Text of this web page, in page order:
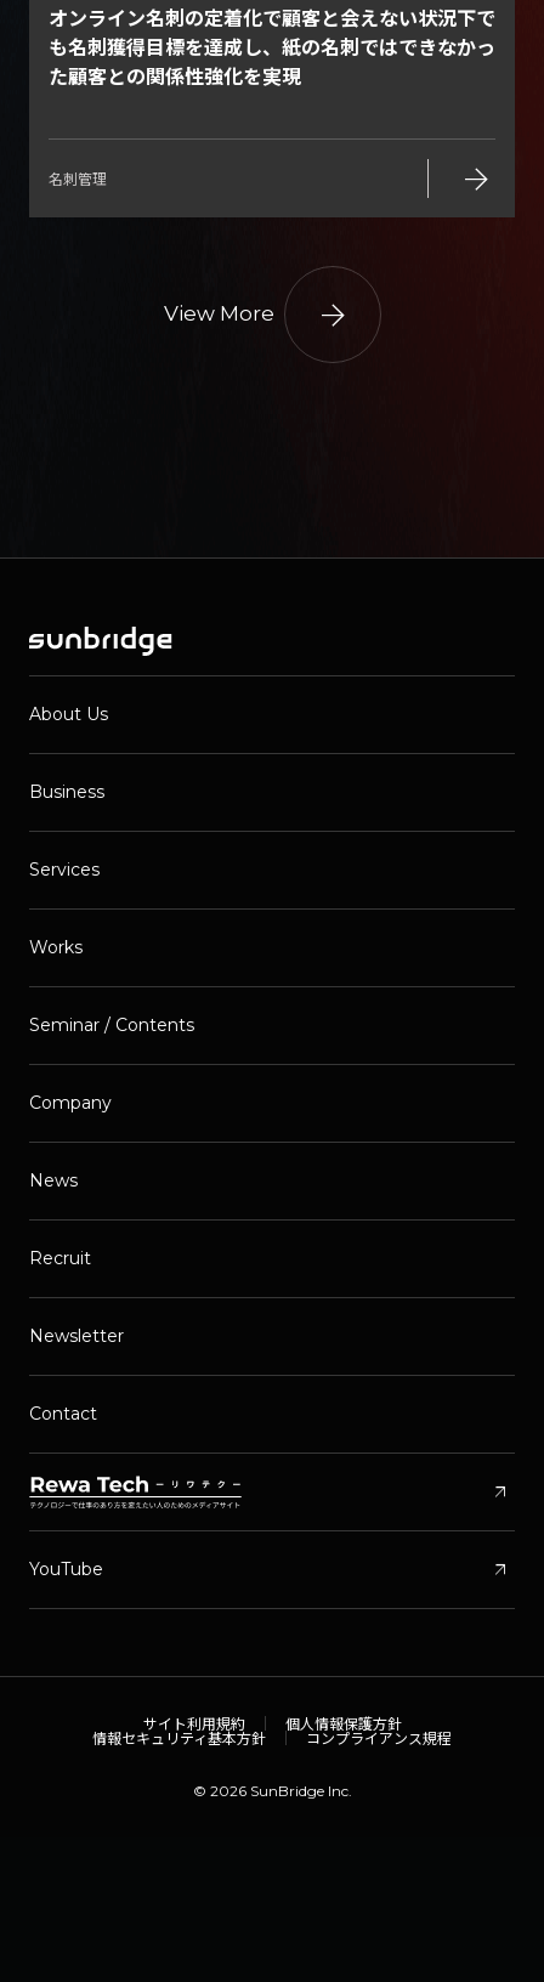
オンライン名刺の定着化で顧客と会えない状況下で
も名刺獲得目標を達成し、紙の名刺ではできなかっ
た顧客との関係性強化を実現
名刺管理 arrow_forward
View More arrow_forward
About Us
Business
Services
Works
Seminar / Contents
Company
News
Recruit
Newsletter
Contact
arrow_outward
YouTube arrow_outward
サイト利用規約 個人情報保護方針
情報セキュリティ基本方針 コンプライアンス規程
© 2026 SunBridge Inc.